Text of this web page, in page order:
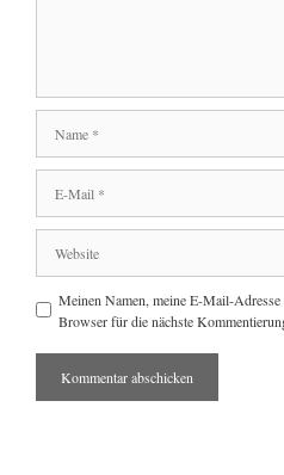
Mail
Meinen Namen, meine E-Mail-Adresse
Browser für die nächste